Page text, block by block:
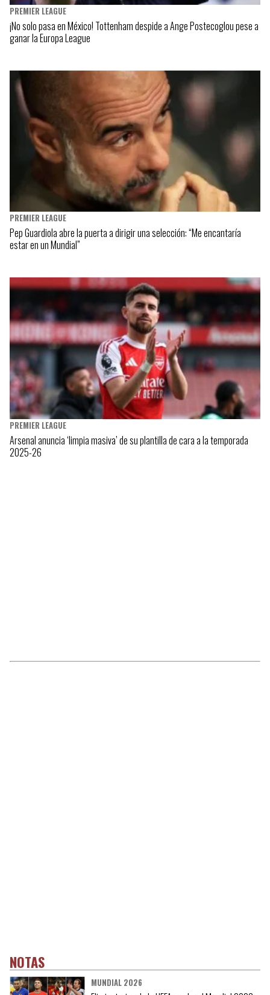
PREMIER LEAGUE
¡No solo pasa en México! Tottenham despide a Ange Postecoglou pese a
ganar la Europa League
PREMIER LEAGUE
Pep Guardiola abre la puerta a dirigir una selección: “Me encantaría
estar en un Mundial”
PREMIER LEAGUE
Arsenal anuncia ‘limpia masiva’ de su plantilla de cara a la temporada
2025-26
NOTAS
MUNDIAL 2026